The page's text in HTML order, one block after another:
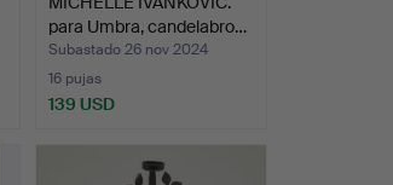
para Umbra, candelabro…
Subastado 26 nov 2024
16 pujas
139 USD